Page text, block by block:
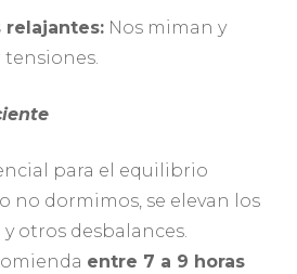
relajantes: Nos miman y
tensiones.
para el equilibrio
no dormimos, se elevan los
otros desbalances.
entre 7 a 9 horas